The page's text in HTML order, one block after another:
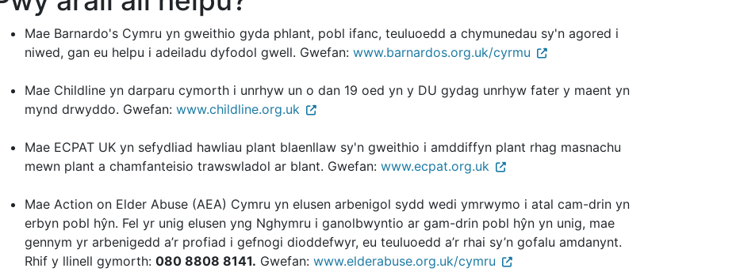
Mae Barnardo's Cymru yn gweithio gyda phlant, pobl ifanc, teuluoedd a chymunedau sy'n agored i
niwed, gan eu helpu i adeiladu dyfodol gwell. Gwefan: www.barnardos.org.uk/cyrmu
Mae Childline yn darparu cymorth i unrhyw un o dan 19 oed yn y DU gydag unrhyw fater y maent yn
mynd drwyddo. Gwefan: www.childline.org.uk
Mae ECPAT UK yn sefydliad hawliau plant blaenllaw sy'n gweithio i amddiffyn plant rhag masnachu
mewn plant a chamfanteisio trawswladol ar blant. Gwefan: www.ecpat.org.uk
Mae Action on Elder Abuse (AEA) Cymru yn elusen arbenigol sydd wedi ymrwymo i atal cam-drin yn
erbyn pobl hŷn. Fel yr unig elusen yng Nghymru i ganolbwyntio ar gam-drin pobl hŷn yn unig, mae
gennym yr arbenigedd a’r profiad i gefnogi dioddefwyr, eu teuluoedd a’r rhai sy’n gofalu amdanynt.
Rhif y llinell gymorth: 080 8808 8141. Gwefan: www.elderabuse.org.uk/cymru